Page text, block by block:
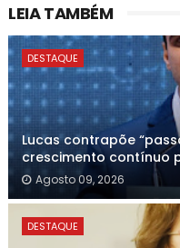
LEIA TAMBÉM
DESTAQUE
Lucas contrapõe
crescimento contínuo
Agosto 09, 2026
DESTAQUE